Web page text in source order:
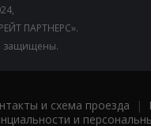
ПАРТНЕРС».
защищены.
и схема проезда |
и